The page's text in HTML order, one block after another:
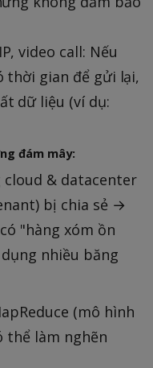
video call: Nếu
gian để gửi lại,
dữ liệu (ví dụ:
đám mây:
& datacenter
bị chia sẻ →
"hàng xóm ồn
nhiều băng
(mô hình
thể làm nghẽn